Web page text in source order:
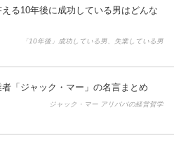
る10年後に成功している男はどんな
「10年後」成功している男、失業している男
「ジャック・マー」の名言まとめ
ジャック・マー アリババの経営哲学